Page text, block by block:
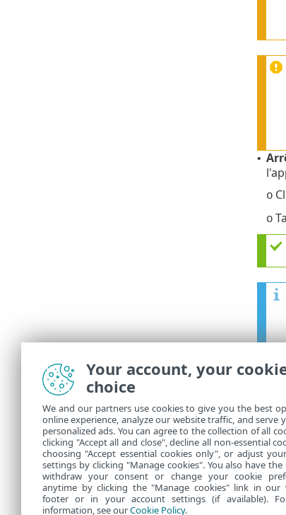
•
o
o
3.
4.
Your account, your
choice
We and our partners use cookies to give you the best
online experience, analyze our website traffic, and serve
personalized ads. You can agree to the collection of all
clicking "Accept all and close", decline all non-essential
choosing "Accept essential cookies only", or adjust
settings by clicking "Manage cookies". You also have
withdraw your consent or change your cookie
anytime by clicking the "Manage cookies" link in our
footer or in your account settings (if available).
information, see ourCookie Policy.